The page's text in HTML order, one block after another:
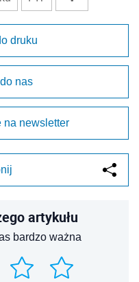
druku
nas
na newsletter
artykułu
bardzo ważna